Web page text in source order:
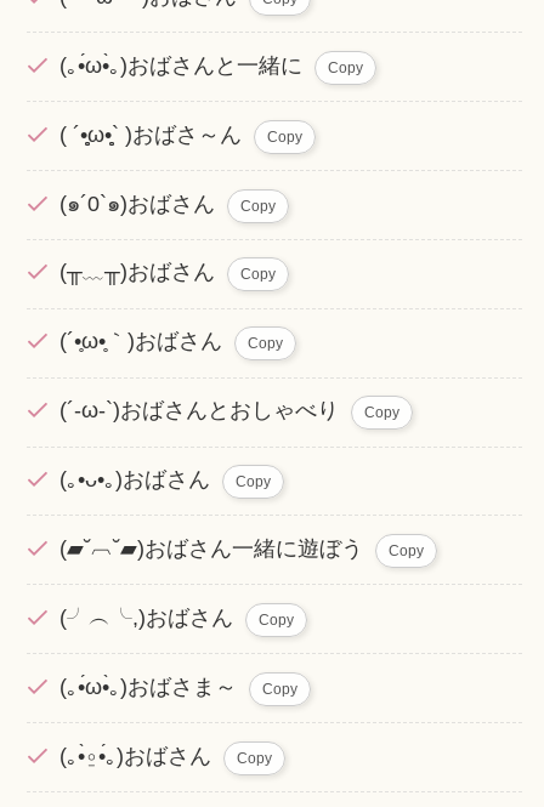
(｡•́ω•̀｡)おばさんと一緒に Copy
( ´•̥̥̥ω•̥̥̥` )おばさ～ん Copy
(๑´0`๑)おばさん Copy
(╥﹏╥)おばさん Copy
(´•̥ω•̥｀)おばさん Copy
(´-ω-`)おばさんとおしゃべり Copy
(｡•ᴗ•｡)おばさん Copy
(▰˘︹˘▰)おばさん一緒に遊ぼう Copy
(╯︵╰,)おばさん Copy
(｡•́ω•̀｡)おばさま～ Copy
(｡•̀⍛•́｡)おばさん Copy